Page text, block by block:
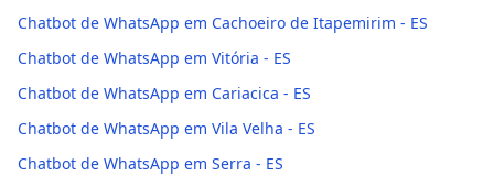
Chatbot de WhatsApp em Cachoeiro de Itapemirim - ES
Chatbot de WhatsApp em Vitória - ES
Chatbot de WhatsApp em Cariacica - ES
Chatbot de WhatsApp em Vila Velha - ES
Chatbot de WhatsApp em Serra - ES